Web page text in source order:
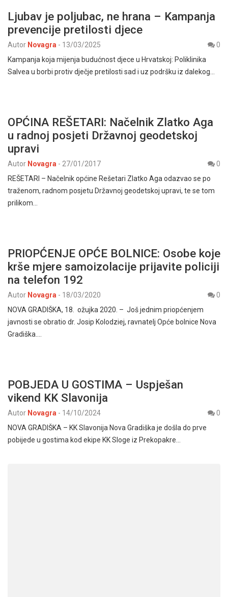
Ljubav je poljubac, ne hrana – Kampanja
prevencije pretilosti djece
Autor Novagra - 13/03/2025
0
Kampanja koja mijenja budućnost djece u Hrvatskoj: Poliklinika
Salvea u borbi protiv dječje pretilosti sad i uz podršku iz dalekog…
OPĆINA REŠETARI: Načelnik Zlatko Aga
u radnoj posjeti Državnoj geodetskoj
upravi
Autor Novagra - 27/01/2017
0
REŠETARI – Načelnik općine Rešetari Zlatko Aga odazvao se po
traženom, radnom posjetu Državnoj geodetskoj upravi, te se tom
prilikom…
PRIOPĆENJE OPĆE BOLNICE: Osobe koje
krše mjere samoizolacije prijavite policiji
na telefon 192
Autor Novagra - 18/03/2020
0
NOVA GRADIŠKA, 18. ožujka 2020. – Još jednim priopćenjem
javnosti se obratio dr. Josip Kolodziej, ravnatelj Opće bolnice Nova
Gradiška.…
POBJEDA U GOSTIMA – Uspješan
vikend KK Slavonija
Autor Novagra - 14/10/2024
0
NOVA GRADIŠKA – KK Slavonija Nova Gradiška je došla do prve
pobijede u gostima kod ekipe KK Sloge iz Prekopakre…